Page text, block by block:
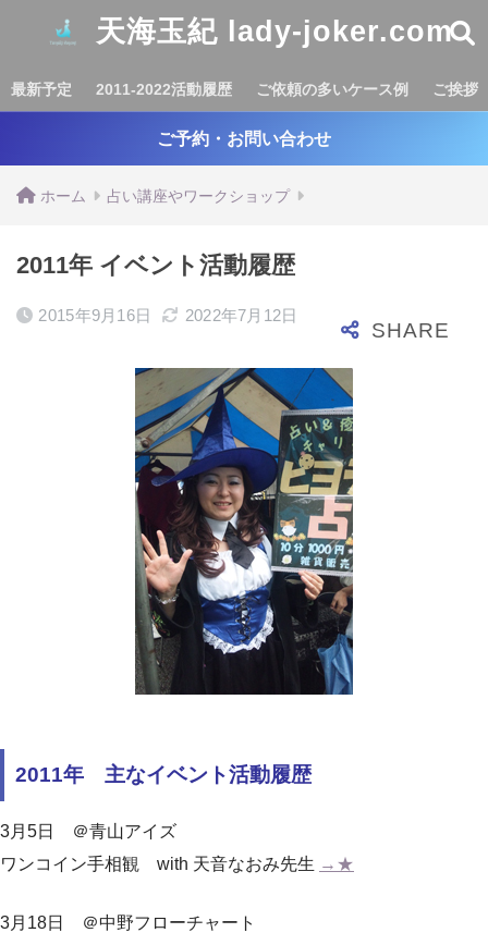
天海玉紀 lady-joker.com
最新予定 2011-2022活動履歴 ご依頼の多いケース例 ご挨拶
ご予約・お問い合わせ
ホーム 占い講座やワークショップ
2011年 イベント活動履歴
2015年9月16日 2022年7月12日
2011年 主なイベント活動履歴
3月5日 ＠青山アイズ
ワンコイン手相観 with 天音なおみ先生 →★
3月18日 ＠中野フローチャート